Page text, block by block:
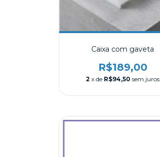
Caixa com gaveta
R$189,00
2 x de R$94,50 sem juros